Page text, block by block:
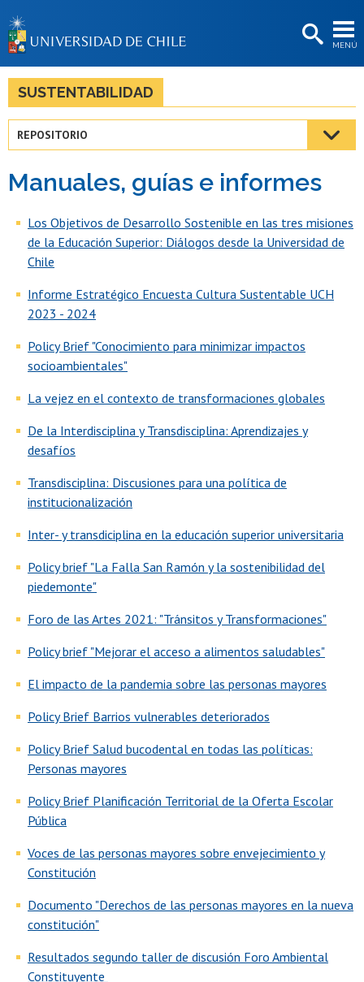
MENÚ
BIBLIOTECAS
LA UNIVERSIDAD
Estudiantes
Académicas/os
Funcionarias/os
Egresadas/os
SUSTENTABILIDAD
REPOSITORIO
Manuales, guías e informes
Los Objetivos de Desarrollo Sostenible en las tres misiones
de la Educación Superior: Diálogos desde la Universidad de
Chile
Informe Estratégico Encuesta Cultura Sustentable UCH
2023 - 2024
Policy Brief "Conocimiento para minimizar impactos
socioambientales"
La vejez en el contexto de transformaciones globales
De la Interdisciplina y Transdisciplina: Aprendizajes y
desafíos
Transdisciplina: Discusiones para una política de
institucionalización
Inter- y transdiciplina en la educación superior universitaria
Policy brief "La Falla San Ramón y la sostenibilidad del
piedemonte"
Foro de las Artes 2021: "Tránsitos y Transformaciones"
Policy brief "Mejorar el acceso a alimentos saludables"
El impacto de la pandemia sobre las personas mayores
Policy Brief Barrios vulnerables deteriorados
Policy Brief Salud bucodental en todas las políticas:
Personas mayores
Policy Brief Planificación Territorial de la Oferta Escolar
Pública
Voces de las personas mayores sobre envejecimiento y
Constitución
Documento "Derechos de las personas mayores en la nueva
constitución"
Resultados segundo taller de discusión Foro Ambiental
Constituyente